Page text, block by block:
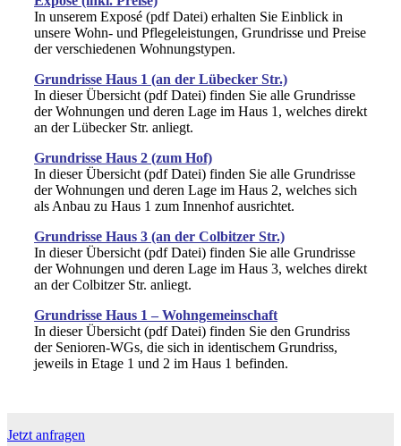
In unserem Exposé (pdf Datei) erhalten Sie Einblick in
unsere Wohn- und Pflegeleistungen, Grundrisse und Preise
der verschiedenen Wohnungstypen.
Grundrisse Haus 1 (an der Lübecker Str.)
In dieser Übersicht (pdf Datei) finden Sie alle Grundrisse
der Wohnungen und deren Lage im Haus 1, welches direkt
an der Lübecker Str. anliegt.
Grundrisse Haus 2 (zum Hof)
In dieser Übersicht (pdf Datei) finden Sie alle Grundrisse
der Wohnungen und deren Lage im Haus 2, welches sich
als Anbau zu Haus 1 zum Innenhof ausrichtet.
Grundrisse Haus 3 (an der Colbitzer Str.)
In dieser Übersicht (pdf Datei) finden Sie alle Grundrisse
der Wohnungen und deren Lage im Haus 3, welches direkt
an der Colbitzer Str. anliegt.
Grundrisse Haus 1 – Wohngemeinschaft
In dieser Übersicht (pdf Datei) finden Sie den Grundriss
der Senioren-WGs, die sich in identischem Grundriss,
jeweils in Etage 1 und 2 im Haus 1 befinden.
Jetzt anfragen